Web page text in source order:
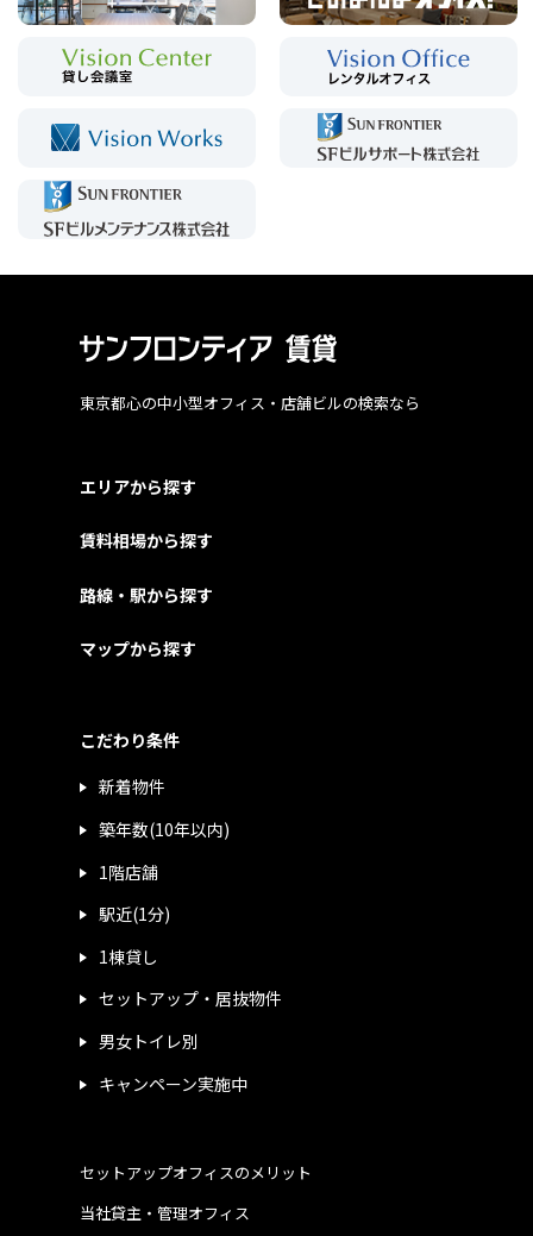
東京都心の中小型オフィス・店舗ビルの検索なら
エリアから探す
賃料相場から探す
路線・駅から探す
マップから探す
こだわり条件
新着物件
築年数(10年以内)
1階店舗
駅近(1分)
1棟貸し
セットアップ・居抜物件
男女トイレ別
キャンペーン実施中
当社貸主・管理オフィス
セットアップオフィスのメリット